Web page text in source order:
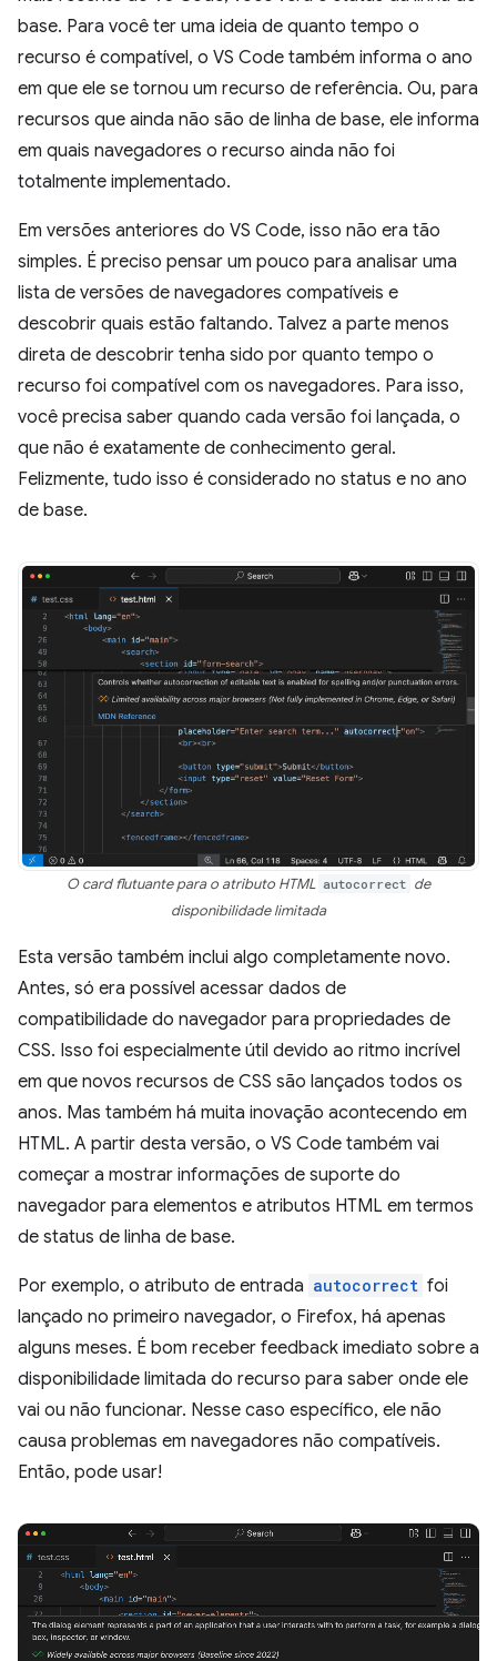
base. Para você ter uma ideia de quanto tempo o
recurso é compatível, o VS Code também informa o ano
em que ele se tornou um recurso de referência. Ou, para
recursos que ainda não são de linha de base, ele informa
em quais navegadores o recurso ainda não foi
totalmente implementado.
Em versões anteriores do VS Code, isso não era tão
simples. É preciso pensar um pouco para analisar uma
lista de versões de navegadores compatíveis e
descobrir quais estão faltando. Talvez a parte menos
direta de descobrir tenha sido por quanto tempo o
recurso foi compatível com os navegadores. Para isso,
você precisa saber quando cada versão foi lançada, o
que não é exatamente de conhecimento geral.
Felizmente, tudo isso é considerado no status e no ano
de base.
O card flutuante para o atributo HTML autocorrect de
disponibilidade limitada
Esta versão também inclui algo completamente novo.
Antes, só era possível acessar dados de
compatibilidade do navegador para propriedades de
CSS. Isso foi especialmente útil devido ao ritmo incrível
em que novos recursos de CSS são lançados todos os
anos. Mas também há muita inovação acontecendo em
HTML. A partir desta versão, o VS Code também vai
começar a mostrar informações de suporte do
navegador para elementos e atributos HTML em termos
de status de linha de base.
Por exemplo, o atributo de entrada autocorrect foi
lançado no primeiro navegador, o Firefox, há apenas
alguns meses. É bom receber feedback imediato sobre a
disponibilidade limitada do recurso para saber onde ele
vai ou não funcionar. Nesse caso específico, ele não
causa problemas em navegadores não compatíveis.
Então, pode usar!